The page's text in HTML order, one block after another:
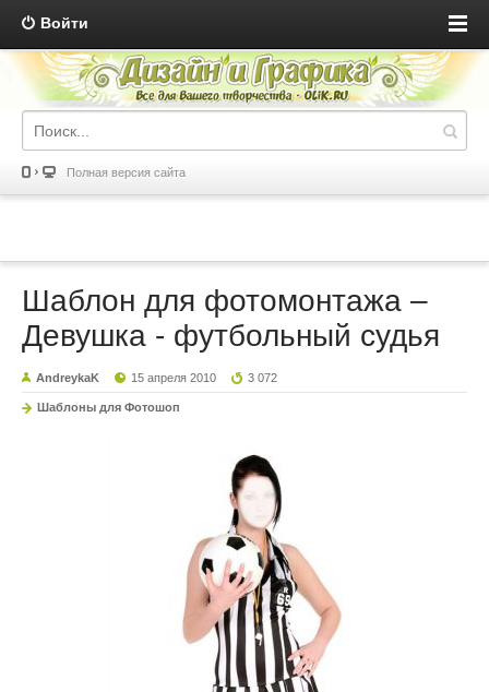
Войти
Полная версия сайта
Шаблон для фотомонтажа –
Девушка - футбольный судья
AndreykaK 15 апреля 2010 3 072
Шаблоны для Фотошоп